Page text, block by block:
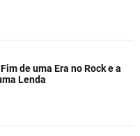
de uma Era no Rock e a
Lenda